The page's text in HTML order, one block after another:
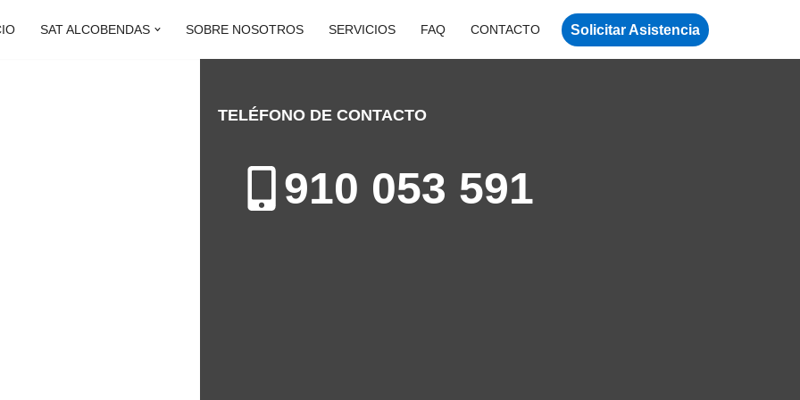
SAT ALCOBENDAS SOBRE NOSOTROS SERVICIOS FAQ CONTACTO Solicitar Asistencia
TELÉFONO DE CONTACTO
910 053 591